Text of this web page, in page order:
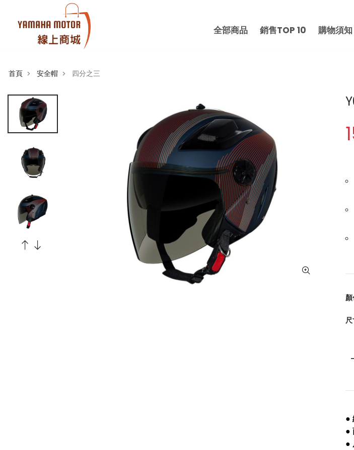
全部商品 銷售TOP 10 購物須知
首頁 > 安全帽 > 四分之三
●
●
●